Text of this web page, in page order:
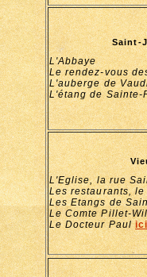
Saint-
L'Abbaye
Le rendez-vous
L'auberge de
L'étang de
L'Eglise, la rue
Les restaurants,
Les Etangs de
Le Comte Pillet-
Le Docteur Paul